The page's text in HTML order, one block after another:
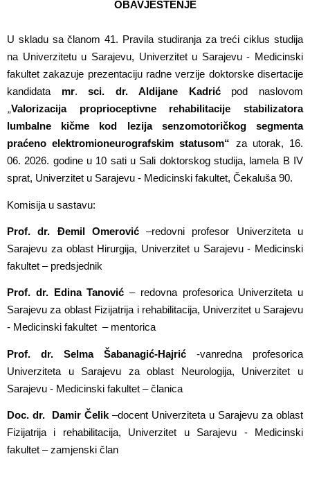
OBAVJEŠTENJE
U skladu sa članom 41. Pravila studiranja za treći ciklus studija
na Univerzitetu u Sarajevu, Univerzitet u Sarajevu - Medicinski
fakultet zakazuje prezentaciju radne verzije doktorske disertacije
kandidata mr. sci. dr. Aldijane Kadrićpod naslovom
„Valorizacija proprioceptivne rehabilitacije stabilizatora
lumbalne kičme kod lezija senzomotoričkog segmenta
praćeno elektromioneurografskim statusom“ za utorak, 16.
06. 2026. godine u 10 sati u Sali doktorskog studija, lamela B IV
sprat, Univerzitet u Sarajevu - Medicinski fakultet, Čekaluša 90.
Komisija u sastavu:
Prof. dr. Đemil Omerović–redovni profesor Univerziteta u
Sarajevu za oblast Hirurgija, Univerzitet u Sarajevu - Medicinski
fakultet – predsjednik
Prof. dr. Edina Tanović – redovna profesorica Univerziteta u
Sarajevu za oblast Fizijatrija i rehabilitacija, Univerzitet u Sarajevu
- Medicinski fakultet – mentorica
Prof. dr. Selma Šabanagić-Hajrić -vanredna profesorica
Univerziteta u Sarajevu za oblast Neurologija, Univerzitet u
Sarajevu - Medicinski fakultet – članica
Doc. dr. Damir Čelik –docent Univerziteta u Sarajevu za oblast
Fizijatrija i rehabilitacija, Univerzitet u Sarajevu - Medicinski
fakultet – zamjenski član